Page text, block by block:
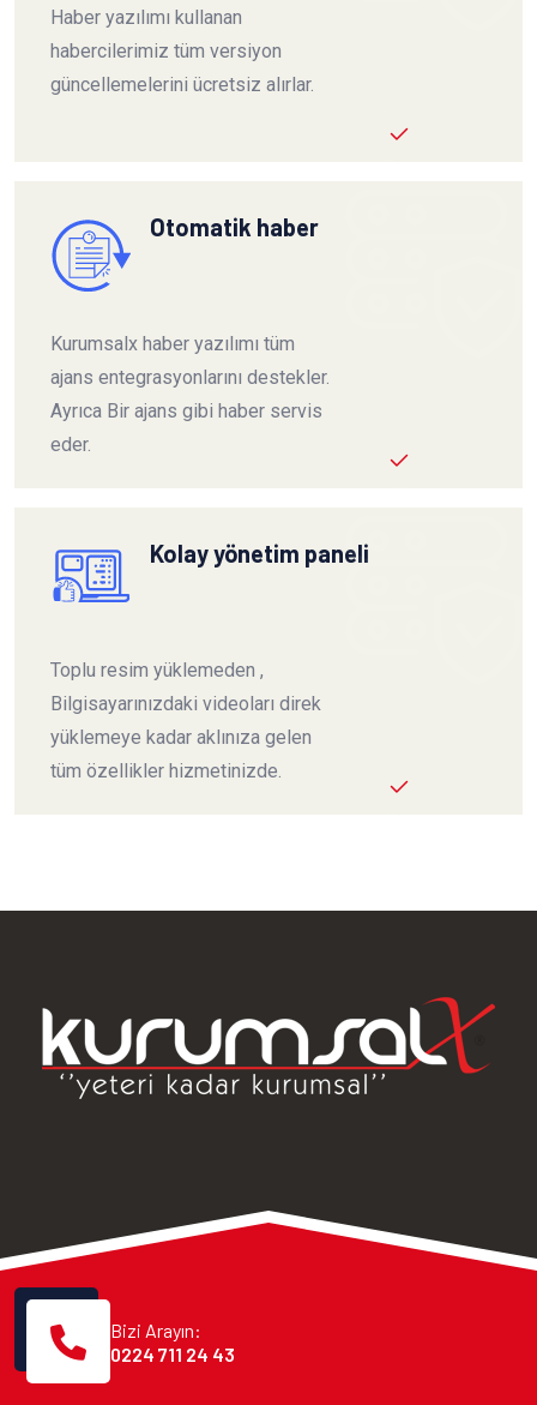
Haber yazılımı kullanan
habercilerimiz tüm versiyon
güncellemelerini ücretsiz alırlar.
Otomatik haber
Kurumsalx haber yazılımı tüm
ajans entegrasyonlarını destekler.
Ayrıca Bir ajans gibi haber servis
eder.
Kolay yönetim paneli
Toplu resim yüklemeden ,
Bilgisayarınızdaki videoları direk
yüklemeye kadar aklınıza gelen
tüm özellikler hizmetinizde.
Bizi Arayın:
0224 711 24 43